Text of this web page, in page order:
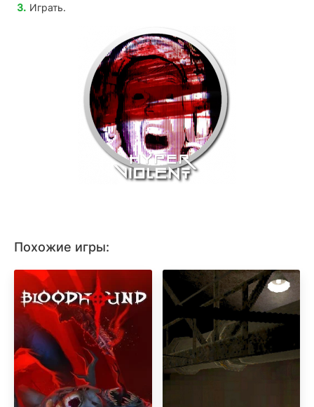
Играть.
Похожие игры: